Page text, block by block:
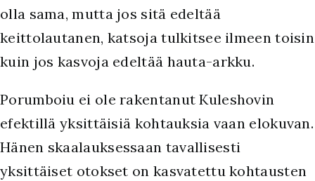
olla sama, mutta jos sitä edeltää
keittolautanen, katsoja tulkitsee ilmeen toisin
kuin jos kasvoja edeltää hauta-arkku.
Porumboiu ei ole rakentanut Kuleshovin
efektillä yksittäisiä kohtauksia vaan elokuvan.
Hänen skaalauksessaan tavallisesti
yksittäiset otokset on kasvatettu kohtausten